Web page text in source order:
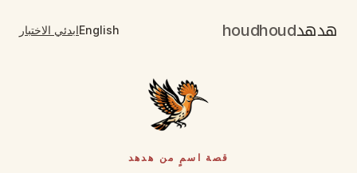
هدهدhoudhoud
Englishابدئي الاختبار
قصة اسمٍ من هدهد